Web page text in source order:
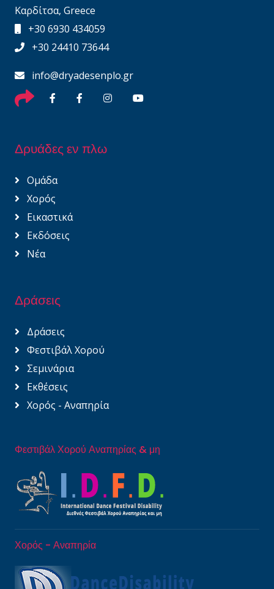
Καρδίτσα, Greece
+30 6930 434059
+30 24410 73644
info@dryadesenplo.gr
Δρυάδες εν πλω
Ομάδα
Χορός
Εικαστικά
Εκδόσεις
Νέα
Δράσεις
Δράσεις
Φεστιβάλ Χορού
Σεμινάρια
Εκθέσεις
Χορός - Αναπηρία
Φεστιβάλ Χορού Αναπηρίας & μη
Χορός - Αναπηρία